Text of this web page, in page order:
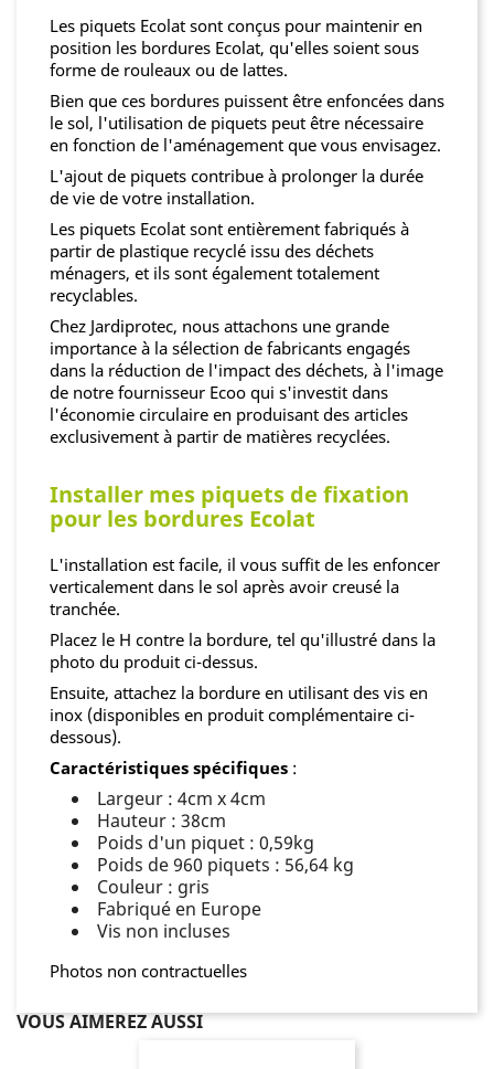
Les piquets Ecolat sont conçus pour maintenir en
position les bordures Ecolat, qu'elles soient sous
forme de rouleaux ou de lattes.
Bien que ces bordures puissent être enfoncées dans
le sol, l'utilisation de piquets peut être nécessaire
en fonction de l'aménagement que vous envisagez.
L'ajout de piquets contribue à prolonger la durée
de vie de votre installation.
Les piquets Ecolat sont entièrement fabriqués à
partir de plastique recyclé issu des déchets
ménagers, et ils sont également totalement
recyclables.
Chez Jardiprotec, nous attachons une grande
importance à la sélection de fabricants engagés
dans la réduction de l'impact des déchets, à l'image
de notre fournisseur Ecoo qui s'investit dans
l'économie circulaire en produisant des articles
exclusivement à partir de matières recyclées.
Installer mes piquets de fixation
pour les bordures Ecolat
L'installation est facile, il vous suffit de les enfoncer
verticalement dans le sol après avoir creusé la
tranchée.
Placez le H contre la bordure, tel qu'illustré dans la
photo du produit ci-dessus.
Ensuite, attachez la bordure en utilisant des vis en
inox (disponibles en produit complémentaire ci-
dessous).
Caractéristiques spécifiques :
Largeur : 4cm x 4cm
Hauteur : 38cm
Poids d'un piquet : 0,59kg
Poids de 960 piquets : 56,64 kg
Couleur : gris
Fabriqué en Europe
Vis non incluses
Photos non contractuelles
VOUS AIMEREZ AUSSI